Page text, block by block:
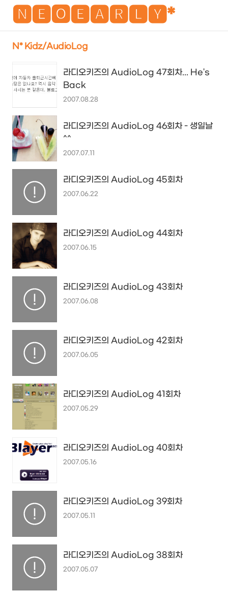
🅽🅴🅾🅴🅰🆁🅻🆈*
색
뉴
N* Kidz/AudioLog
라디오키즈의 AudioLog 47회차... He's
Back
2007.08.28
라디오키즈의 AudioLog 46회차 - 생일날
^^
2007.07.11
라디오키즈의 AudioLog 45회차
2007.06.22
라디오키즈의 AudioLog 44회차
2007.06.15
라디오키즈의 AudioLog 43회차
2007.06.08
라디오키즈의 AudioLog 42회차
2007.06.05
라디오키즈의 AudioLog 41회차
2007.05.29
라디오키즈의 AudioLog 40회차
2007.05.16
라디오키즈의 AudioLog 39회차
2007.05.11
라디오키즈의 AudioLog 38회차
2007.05.07